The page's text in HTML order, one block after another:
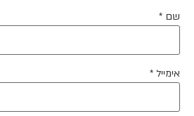
שם *
אימייל *